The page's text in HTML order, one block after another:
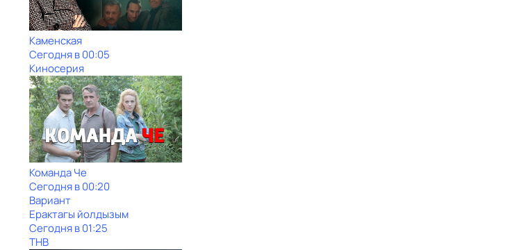
Каменская
Сегодня в 00:05
Киносерия
Команда Че
Сегодня в 00:20
Вариант
Ерактагы йолдызым
Сегодня в 01:25
ТНВ